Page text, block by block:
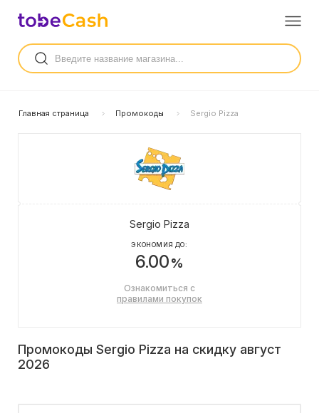
Главная страница Промокоды Sergio Pizza
Sergio Pizza
ЭКОНОМИЯ ДО:
6.00%
Ознакомиться с
правилами покупок
Промокоды Sergio Pizza на скидку август
2026